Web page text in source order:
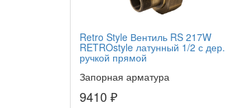
Retro Style Вентиль RS 217W
RETROstyle латунный 1/2 с дер.
ручкой прямой
Запорная арматура
9410 ₽